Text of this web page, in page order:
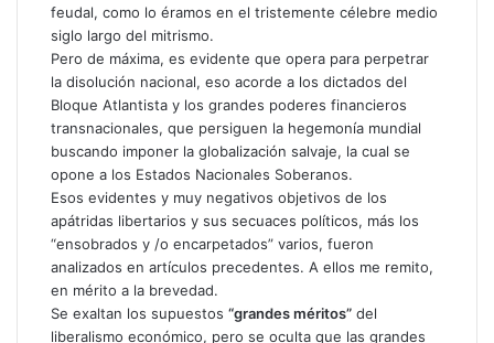
feudal, como lo éramos en el tristemente célebre medio
siglo largo del mitrismo.
Pero de máxima, es evidente que opera para perpetrar
la disolución nacional, eso acorde a los dictados del
Bloque Atlantista y los grandes poderes financieros
transnacionales, que persiguen la hegemonía mundial
buscando imponer la globalización salvaje, la cual se
opone a los Estados Nacionales Soberanos.
Esos evidentes y muy negativos objetivos de los
apátridas libertarios y sus secuaces políticos, más los
“ensobrados y /o encarpetados” varios, fueron
analizados en artículos precedentes. A ellos me remito,
en mérito a la brevedad.
Se exaltan los supuestos “grandes méritos” del
liberalismo económico, pero se oculta que las grandes